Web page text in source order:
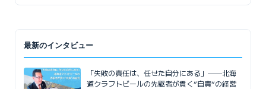
最新のインタビュー
「失敗の責任は、任せた自分にある」——北海
道クラフトビールの先駆者が貫く”自責”の経営